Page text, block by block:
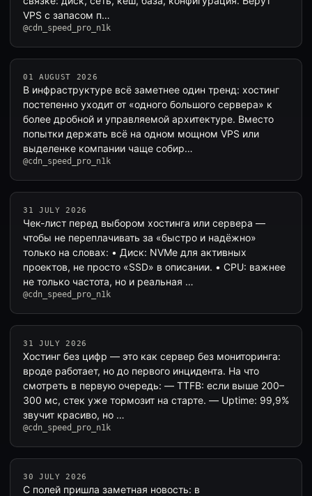
VPS с запасом п…
@cdn_speed_pro_n1k
01 AUGUST 2026
В инфраструктуре всё заметнее один тренд: хостинг
постепенно уходит от «одного большого сервера» к
более дробной и управляемой архитектуре. Вместо
попытки держать всё на одном мощном VPS или
выделенке компании чаще собир…
@cdn_speed_pro_n1k
31 JULY 2026
Чек-лист перед выбором хостинга или сервера —
чтобы не переплачивать за «быстро и надёжно»
только на словах: • Диск: NVMe для активных
проектов, не просто «SSD» в описании. • CPU: важнее
не только частота, но и реальная …
@cdn_speed_pro_n1k
31 JULY 2026
Хостинг без цифр — это как сервер без мониторинга:
вроде работает, но до первого инцидента. На что
смотреть в первую очередь: — TTFB: если выше 200–
300 мс, стек уже тормозит на старте. — Uptime: 99,9%
звучит красиво, но …
@cdn_speed_pro_n1k
30 JULY 2026
С полей пришла заметная новость: в